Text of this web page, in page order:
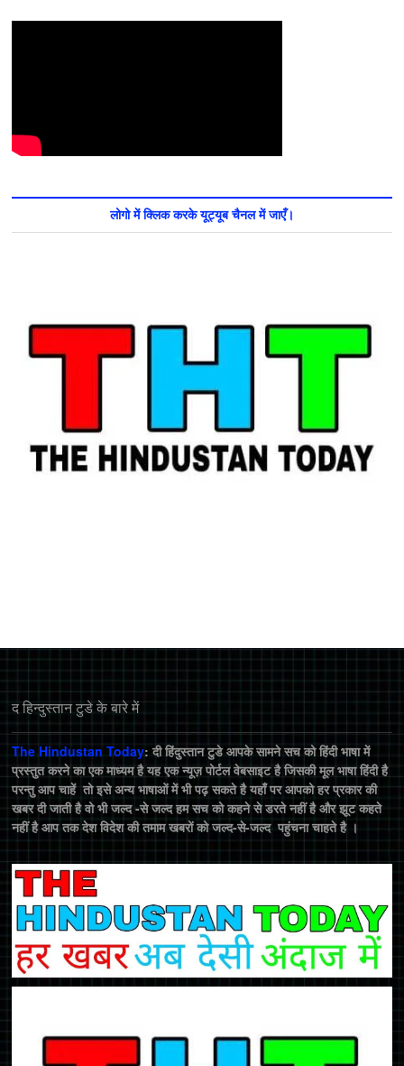
लोगो में क्लिक करके यूट्यूब चैनल में जाएँ।
द हिन्‍दुस्‍तान टुडे के बारे में
The Hindustan Today: दी हिंदुस्तान टुडे आपके सामने सच को हिंदी भाषा में
प्रस्तुत करने का एक माध्यम है यह एक न्यूज़ पोर्टल वेबसाइट है जिसकी मूल भाषा हिंदी है
परन्तु आप चाहें तो इसे अन्य भाषाओं में भी पढ़ सकते है यहाँ पर आपको हर प्रकार की
खबर दी जाती है वो भी जल्द -से जल्द हम सच को कहने से डरते नहीं है और झूट कहते
नहीं है आप तक देश विदेश की तमाम खबरों को जल्द-से-जल्द पहुंचना चाहते है ।